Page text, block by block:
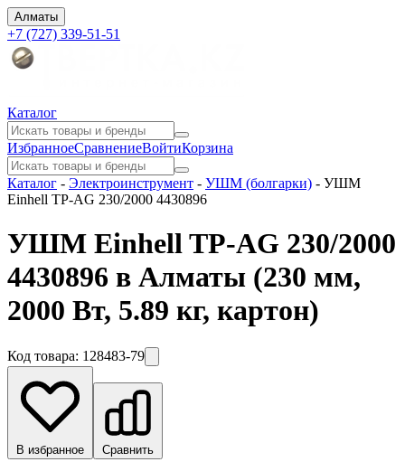
Алматы
+7 (727) 339-51-51
Каталог
ИзбранноеСравнениеВойтиКорзина
Каталог - Электроинструмент - УШМ (болгарки) - УШМ
Einhell TP-AG 230/2000 4430896
УШМ Einhell TP-AG 230/2000
4430896 в Алматы (230 мм,
2000 Вт, 5.89 кг, картон)
Код товара: 128483-79
В избранное Сравнить